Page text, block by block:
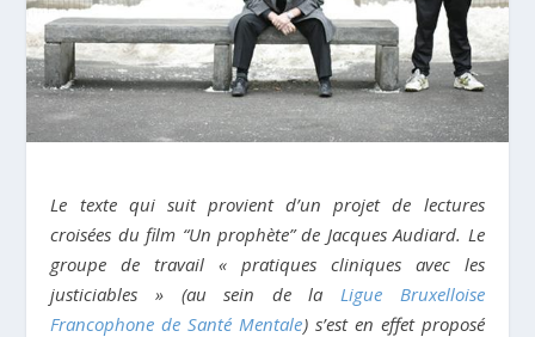
Le texte qui suit provient d’un projet de lectures
croisées du film “Un prophète” de Jacques Audiard. Le
groupe de travail « pratiques cliniques avec les
justiciables » (au sein de la Ligue Bruxelloise
Francophone de Santé Mentale) s’est en effet proposé